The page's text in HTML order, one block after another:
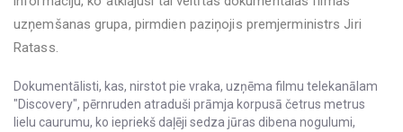
uzņemšanas grupa, pirmdien paziņojis premjerministrs Jiri
Ratass.
Dokumentālisti, kas, nirstot pie vraka, uzņēma filmu telekanālam
"Discovery", pērnruden atraduši prāmja korpusā četrus metrus
lielu caurumu, ko iepriekš daļēji sedza jūras dibena nogulumi,